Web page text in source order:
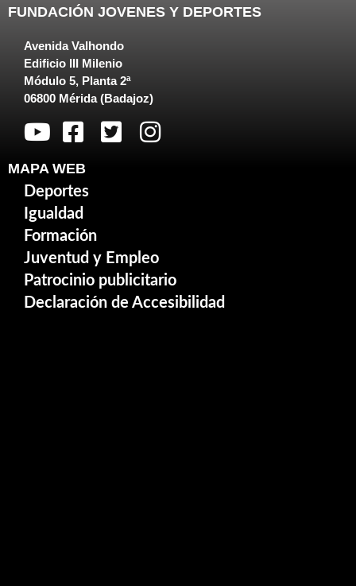
FUNDACIÓN JOVENES Y DEPORTES
Avenida Valhondo
Edificio III Milenio
Módulo 5, Planta 2ª
06800 Mérida (Badajoz)
MAPA WEB
Deportes
Igualdad
Formación
Juventud y Empleo
Patrocinio publicitario
Declaración de Accesibilidad